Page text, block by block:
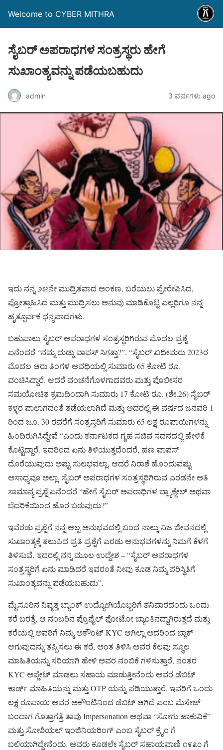
Welcome to CYBER MITHRA
ಸೈಬರ್ ಅಪರಾಧಗಳ ಸಂತ್ರಸ್ಥರು ಹೇಗೆ
ಸುಖಾಂತ್ಯವನ್ನು ಪಡೆಯಬಹುದು
admin 3 ವರ್ಷಗಳು ago
ಇದು ನನ್ನ ೨೫ನೇ ಮುದ್ರಿತವಾದ ಅಂಕಣ, ಬರೆಯಲು ಪ್ರೇರೇಪಿಸಿದ,
ಪ್ರೋತ್ಸಾಹಿಸಿದ ಮತ್ತು ಮುದ್ರಿಸಲು ಅನುವು ಮಾಡಿಕೊಟ್ಟ ಎಲ್ಲರಿಗೂ ನನ್ನ
ಹೃತ್ಪೂರ್ವಕ ಧನ್ಯವಾದಗಳು.
ಬಹುಪಾಲು ಸೈಬರ್ ಅಪರಾಧಗಳ ಸಂತ್ರಸ್ಥರಿಗಿರುವ ಮೊದಲ ಪ್ರಶ್ನೆ
ಏನೆಂದರೆ “ನಮ್ಮ ದುಡ್ಡು ವಾಪಸ್ ಸಿಗತ್ತಾ?”. “ಸೈಬರ್ ಖದೀಮರು 2023ರ
ಮೊದಲ ಆರು ತಿಂಗಳ ಅವಧಿಯಲ್ಲಿ ಸುಮಾರು 65 ಕೋಟಿ ರೂ.
ವಂಚಿಸಿದ್ದಾರೆ. ಆದರೆ ವಂಚನೆಗೊಳಗಾದವರು ಮತ್ತು ಪೊಲೀಸರ
ಸಮಯೋಚಿತ ಕ್ರಮದಿಂದಾಗಿ ಸುಮಾರು 17 ಕೋಟಿ ರೂ. (ಶೇ.26) ಸೈಬರ್
ಕಳ್ಳರ ಪಾಲಾಗದಂತೆ ತಡೆಯಲಾಗಿದೆ ಮತ್ತು ಅದರಲ್ಲಿ ಈ ವರ್ಷದ ಜನವರಿ 1
ರಿಂದ ಜೂ. 30 ರವರೆಗೆ ಸಂತ್ರಸ್ತರಿಗೆ ಸುಮಾರು 65 ಲಕ್ಷ ರೂಪಾಯಿಗಳನ್ನು
ಹಿಂದಿರುಗಿಸಿದ್ದೇವೆ “ಎಂದು ಕರ್ನಾಟಕದ ಗೃಹ ಸಚಿವ ಸದನದಲ್ಲಿ ಹೇಳಿಕೆ
ಕೊಟ್ಟಿದ್ದಾರೆ. ಇದರಿಂದ ಏನು ತಿಳಿಯುತ್ತದೆಂದರೆ, ಹಣ ವಾಪಸ್
ದೊರೆಯುವುದು ಅಷ್ಟು ಸುಲಭವಲ್ಲಾ, ಆದರೆ ನಿರಾಶೆ ಹೊಂದುವಷ್ಟು
ಅಸಾಧ್ಯವೂ ಅಲ್ಲಾ. ಸೈಬರ್ ಅಪರಾಧಗಳ ಸಂತ್ರಸ್ಥರಿಗಿರುವ ಎರಡನೇ ಅತಿ
ಸಾಮಾನ್ಯ ಪ್ರಶ್ನೆ ಏನೆಂದರೆ “ಹೇಗೆ ಸೈಬರ್ ಅಪರಾಧಿಗಳ ಬ್ಲ್ಯಾಕ್ಮೇಲ್ ಅಥವಾ
ಬೆದರಿಕೆಯಿಂದ ಹೊರ ಬರುವುದು?”
ಇವೆರಡು ಪ್ರಶ್ನೆಗೆ ನನ್ನ ಅಲ್ಪ ಅನುಭವದಲ್ಲಿ ಬಂದ ನಾಲ್ಕು ನಿಜ ಜೀವನದಲ್ಲಿ
ಸುಖಾಂತ್ಯಕ್ಕೆ ತಲುಪಿದ ಪ್ರತಿ ಪ್ರಶ್ನೆಗೆ ಎರಡು ಅನುಭವಗಳನ್ನು ನಿಮಗೆ ಕೆಳಗೆ
ತಿಳಿಸುವೆ. ಇದರಲ್ಲಿ ನನ್ನ ಮೂಲ ಉದ್ದೇಶ – “ಸೈಬರ್ ಅಪರಾಧಗಳ
ಸಂತ್ರಸ್ಥರಿಗೆ ಏನು ಮಾಡಿದರೆ ಇವರಂತೆ ನೀವು ಕೂಡ ನಿಮ್ಮ ಪರಿಸ್ಥಿತಿಗೆ
ಸುಖಾಂತ್ಯವನ್ನು ಪಡೆಯಬಹುದು”.
ಮೈಸೂರಿನ ನಿವೃತ್ತ ಬ್ಯಾಂಕ್ ಉದ್ಯೋಗಿಯೊಬ್ಬರಿಗೆ ಶನಿವಾರದಂದು ಒಂದು
ಕರೆ ಬರತ್ತೆ, ಆ ನಂಬರಿನ ಪ್ರೊಫೈಲ್ ಫೋಟೋ ಬ್ಯಾಂಕಿನದ್ದಾಗಿರುತ್ತದೆ ಮತ್ತು
ಕರೆಯಲ್ಲಿ ಅವರಿಗೆ ನಿಮ್ಮ ಅಕೌಂಟ್ KYC ಆಗಿಲ್ಲಾ ಅದರಿಂದ ಬ್ಲಾಕ್
ಆಗುವುದನ್ನು ತಪ್ಪಿಸಲು ಈ ಕರೆ, ಅಂತ ತಿಳಿಸಿ ಅವರ ಕೆಲವು ಸ್ಥೂಲ
ಮಾಹಿತಿಯನ್ನು ಸರಿಯಾಗಿ ಹೇಳಿ ಅವರ ನಂಬಿಕೆ ಗಳಿಸುತ್ತಾರೆ, ನಂತರ
KYC ಅಪ್ಡೇಟ್ ಮಾಡಲು ಸಹಾಯ ಮಾಡುತ್ತೀನೆಂದು ಅವರ ಡೆಬಿಟ್
ಕಾರ್ಡ್ ಮಾಹಿತಿಯನ್ನು ಮತ್ತು OTP ಯನ್ನು ಪಡಿಯುತ್ತಾರೆ, ಇವರಿಗೆ ಒಂದು
ಲಕ್ಷ ರೂಪಾಯಿ ಅವರ ಅಕೌಂಟಿನಿಂದ ಡೆಬಿಟ್ ಆಗಿದೆ ಎಂಬ ಮೆಸೇಜ್
ಬಂದಾಗ ಗೊತ್ತಾಗತ್ತೆ ತಾವು Impersonation ಅಥವಾ “ಸೋಗು ಹಾಕುವಿಕೆ”
ಮತ್ತು ಸೋಶಿಯಲ್ ಇಂಜಿನಿಯರಿಂಗ್ ಎಂಬ ಸೈಬರ್ ಕ್ರೈಂ ಗೆ
ಬಲಿಯಾಗಿದ್ದೇನೆಂದು. ಅವರು ಕೂಡಲೇ ಸೈಬರ್ ಸಹಾಯವಾಣಿ ೧೯೩೦ ಗೆ